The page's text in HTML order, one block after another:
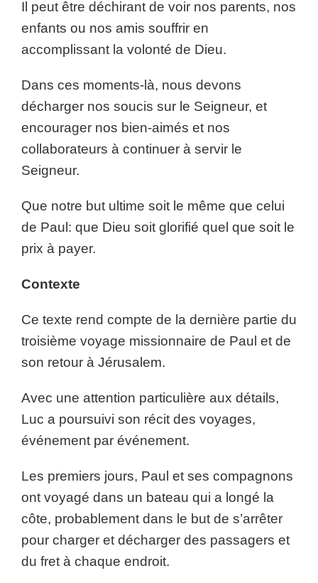
Il peut être déchirant de voir nos parents, nos
enfants ou nos amis souffrir en
accomplissant la volonté de Dieu.
Dans ces moments-là, nous devons
décharger nos soucis sur le Seigneur, et
encourager nos bien-aimés et nos
collaborateurs à continuer à servir le
Seigneur.
Que notre but ultime soit le même que celui
de Paul: que Dieu soit glorifié quel que soit le
prix à payer.
Contexte
Ce texte rend compte de la dernière partie du
troisième voyage missionnaire de Paul et de
son retour à Jérusalem.
Avec une attention particulière aux détails,
Luc a poursuivi son récit des voyages,
événement par événement.
Les premiers jours, Paul et ses compagnons
ont voyagé dans un bateau qui a longé la
côte, probablement dans le but de s’arrêter
pour charger et décharger des passagers et
du fret à chaque endroit.